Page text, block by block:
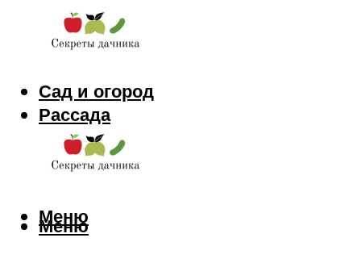
Сад и огород
Рассада
Цветы
Заготовки
Меню
Меню